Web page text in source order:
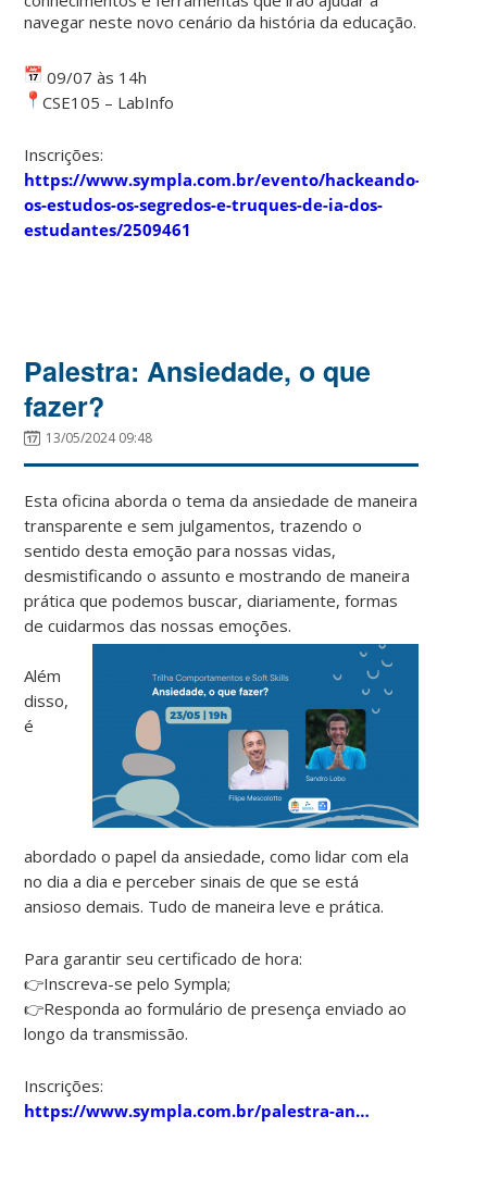
navegar neste novo cenário da história da educação.
09/07 às 14h
CSE105 – LabInfo
Inscrições:
https://www.sympla.com.br/evento/hackeando-
os-estudos-os-segredos-e-truques-de-ia-dos-
estudantes/2509461
Palestra: Ansiedade, o que
fazer?
13/05/2024 09:48
Esta oficina aborda o tema da ansiedade de maneira
transparente e sem julgamentos, trazendo o
sentido desta emoção para nossas vidas,
desmistificando o assunto e mostrando de maneira
prática que podemos buscar, diariamente, formas
de cuidarmos das nossas emoções.
Além
disso,
é
abordado o papel da ansiedade, como lidar com ela
no dia a dia e perceber sinais de que se está
ansioso demais. Tudo de maneira leve e prática.
Para garantir seu certificado de hora:
👉Inscreva-se pelo Sympla;
👉Responda ao formulário de presença enviado ao
longo da transmissão.
Inscrições:
https://www.sympla.com.br/palestra-an…